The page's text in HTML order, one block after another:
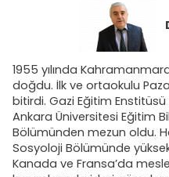
1955 yılında
doğdu. İlk ve ortaokulu
bitirdi. Gazi Eğitim
Ankara Üniversitesi Eğitim
Bölümünden mezun oldu.
Sosyoloji Bölümünde
Kanada ve Fransa’da